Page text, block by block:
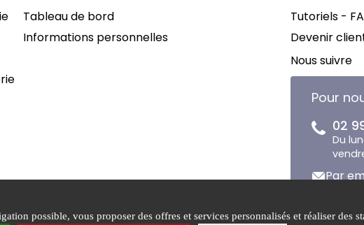
Tableau de bord
Informations personnelles
Tutoriels -
Devenir
Nous suivre
Pour
02
Du
Par
générales de Mentions Politique de
possible, vous proposer des offres et services personnalisés et réaliser des